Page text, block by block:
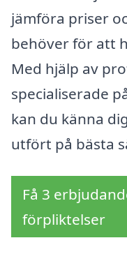
jämföra priser
behöver för att
Med hjälp av
specialiserade
kan du känna
utfört på bästa
Få 3
förpliktelser